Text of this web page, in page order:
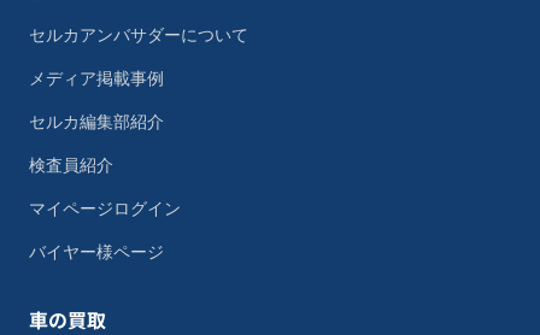
セルカアンバサダーについて
メディア掲載事例
セルカ編集部紹介
検査員紹介
マイページログイン
バイヤー様ページ
車の買取